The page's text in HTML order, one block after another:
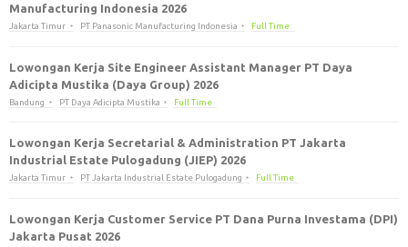
Manufacturing Indonesia 2026
Jakarta Timur PT Panasonic Manufacturing Indonesia Full Time
Lowongan Kerja Site Engineer Assistant Manager PT Daya
Adicipta Mustika (Daya Group) 2026
Bandung PT Daya Adicipta Mustika Full Time
Lowongan Kerja Secretarial & Administration PT Jakarta
Industrial Estate Pulogadung (JIEP) 2026
Jakarta Timur PT Jakarta Industrial Estate Pulogadung Full Time
Lowongan Kerja Customer Service PT Dana Purna Investama (DPI)
Jakarta Pusat 2026